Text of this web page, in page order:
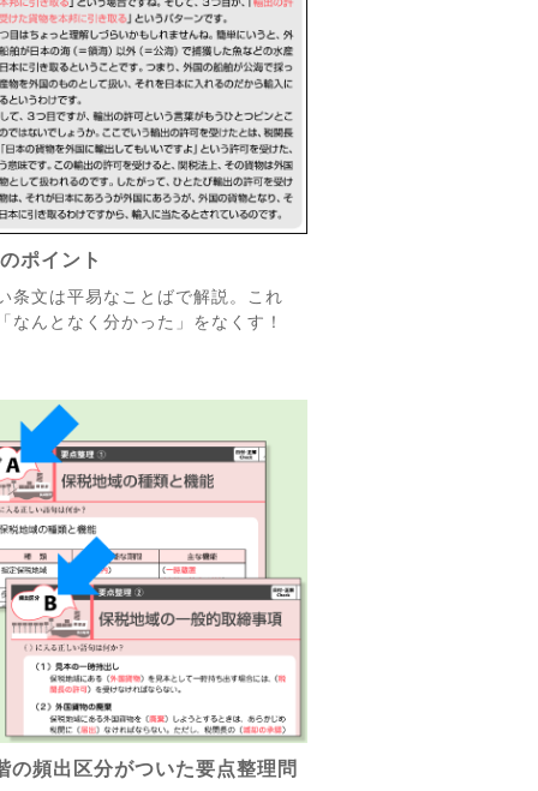
ポイント
条文は平易なことばで解説。これ
なんとなく分かった」をなくす！
の頻出区分がついた要点整理問